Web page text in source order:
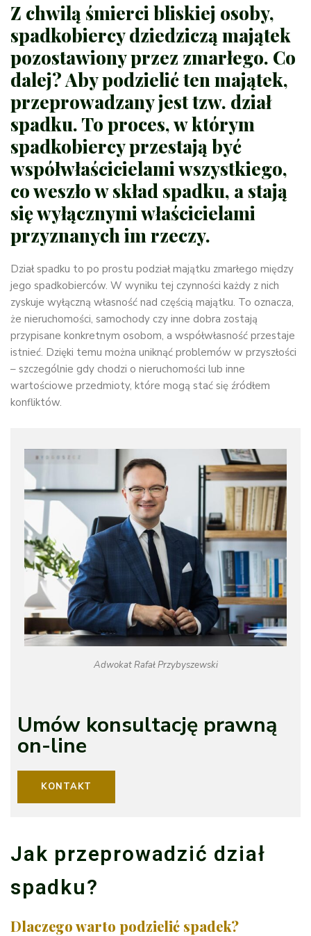
Z chwilą śmierci bliskiej osoby,
spadkobiercy dziedziczą majątek
pozostawiony przez zmarłego. Co
dalej? Aby podzielić ten majątek,
przeprowadzany jest tzw. dział
spadku. To proces, w którym
spadkobiercy przestają być
współwłaścicielami wszystkiego,
co weszło w skład spadku, a stają
się wyłącznymi właścicielami
przyznanych im rzeczy.
Dział spadku to po prostu podział majątku zmarłego między
jego spadkobierców. W wyniku tej czynności każdy z nich
zyskuje wyłączną własność nad częścią majątku. To oznacza,
że nieruchomości, samochody czy inne dobra zostają
przypisane konkretnym osobom, a współwłasność przestaje
istnieć. Dzięki temu można uniknąć problemów w przyszłości
– szczególnie gdy chodzi o nieruchomości lub inne
wartościowe przedmioty, które mogą stać się źródłem
konfliktów.
Adwokat Rafał Przybyszewski
Umów konsultację prawną
on-line
KONTAKT
Jak przeprowadzić dział
spadku?
Dlaczego warto podzielić spadek?